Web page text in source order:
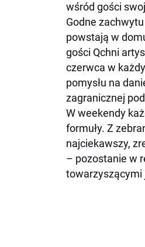
wśród gości
Godne
powstają w
gości Qchni
czerwca w
pomysłu na
zagranicznej
W weekendy
formuły. Z
najciekawszy,
– pozostanie w
towarzyszącymi